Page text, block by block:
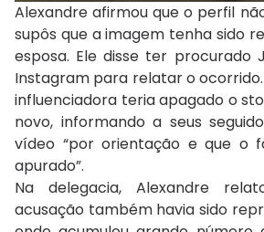
Alexandre afirmou que o perfil
supôs que a imagem tenha sido
esposa. Ele disse ter procurado
Instagram para relatar o
influenciadora teria apagado o
novo, informando a seus
vídeo “por orientação e que o
apurado”.
Na delegacia, Alexandre
acusação também havia sido